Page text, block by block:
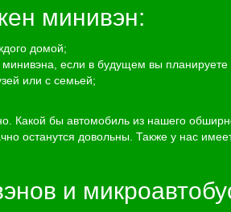
минивэн:
домой;
если в будущем вы планируете
или с семьей;
Какой бы автомобиль из нашего
останутся довольны. Также у нас
и